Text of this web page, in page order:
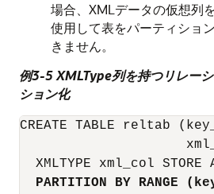
場合、XMLデータの仮想列
使用して表をパーティショ
きません。
例3-5 XMLType列を持つリレー
ション化
CREATE TABLE reltab
XMLTYPE xml_col STORE
PARTITION BY RANGE